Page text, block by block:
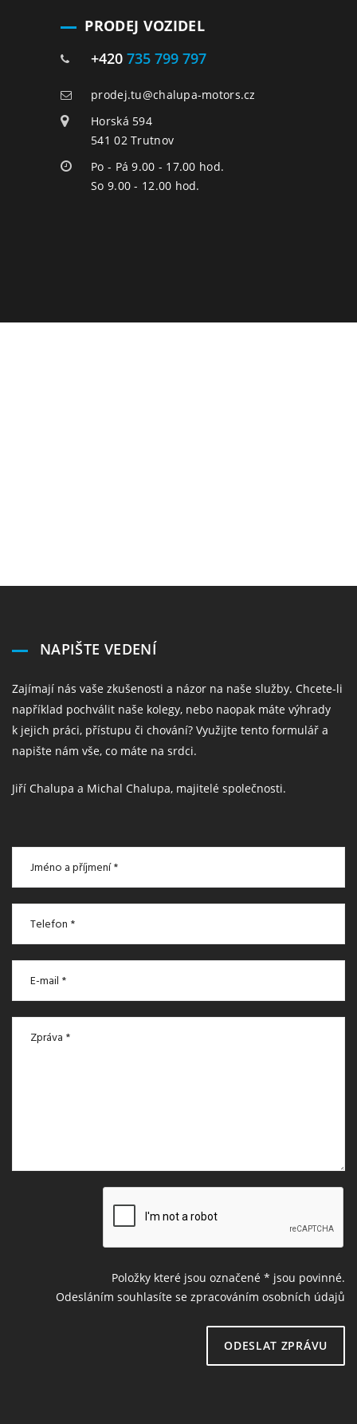
PRODEJ VOZIDEL
+420 735 799 797
prodej.tu@chalupa-motors.cz
Horská 594
541 02 Trutnov
Po - Pá 9.00 - 17.00 hod.
So 9.00 - 12.00 hod.
NAPIŠTE VEDENÍ
Zajímají nás vaše zkušenosti a názor na naše služby. Chcete-li
například pochválit naše kolegy, nebo naopak máte výhrady
k jejich práci, přístupu či chování? Využijte tento formulář a
napište nám vše, co máte na srdci.
Jiří Chalupa a Michal Chalupa, majitelé společnosti.
Položky které jsou označené * jsou povinné.
Odesláním souhlasíte se zpracováním osobních údajů
ODESLAT ZPRÁVU